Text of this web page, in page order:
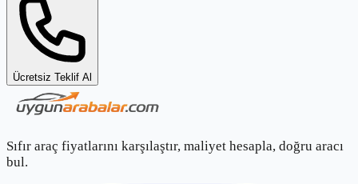
Ücretsiz Teklif Al
Sıfır araç fiyatlarını karşılaştır, maliyet hesapla, doğru aracı
bul.